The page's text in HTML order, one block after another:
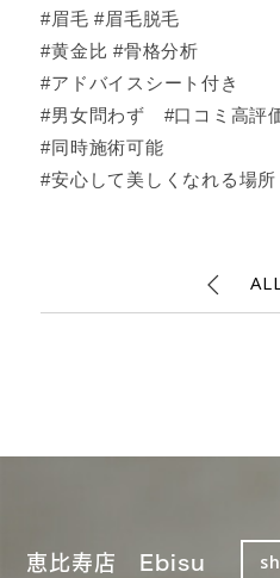
#眉毛 #眉毛脱毛
#黄金比 #骨格分析
#アドバイスシート付き
#男女問わず #口コミ高評
#同時施術可能
#安心して美しくなれる場所
恵比寿店 Ebisu